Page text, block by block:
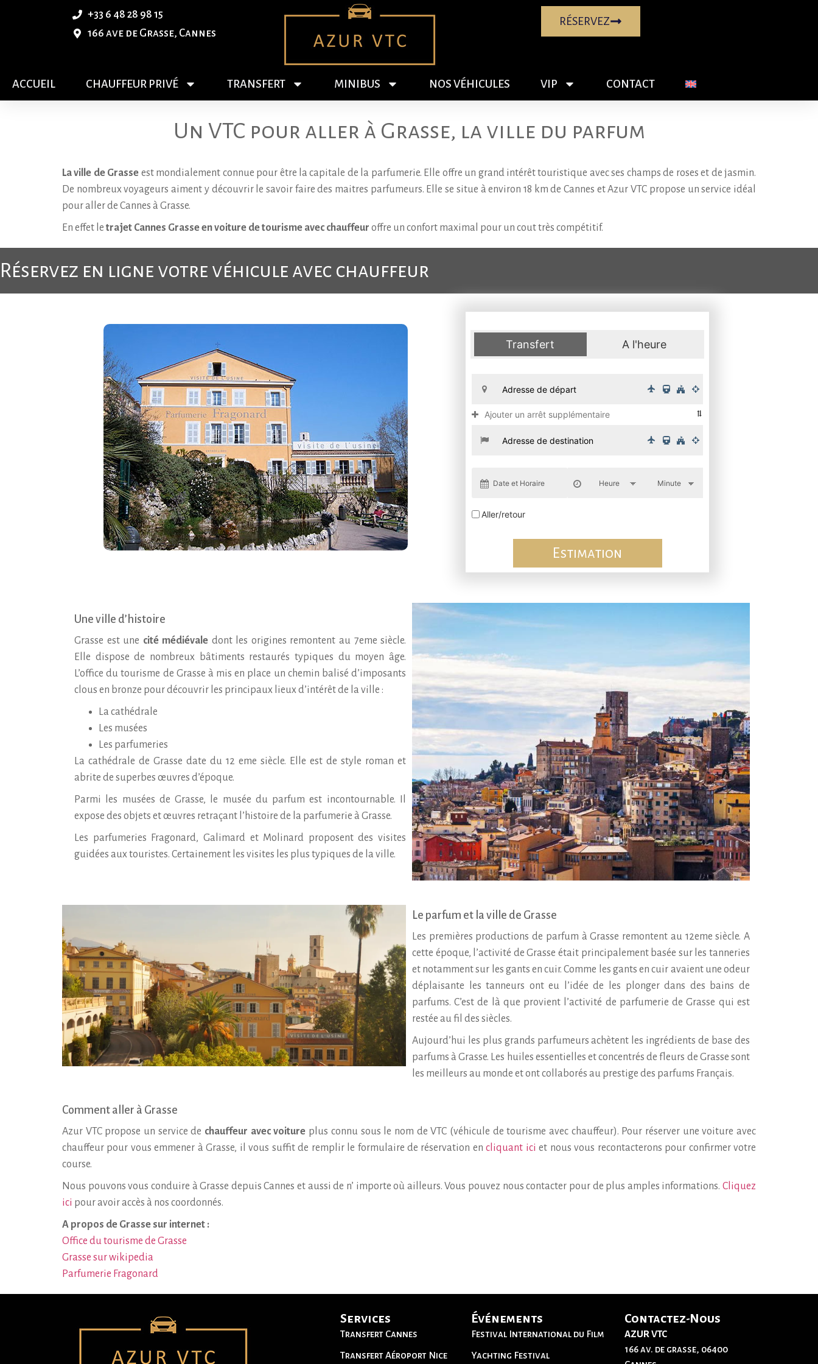
+33 6 48 28 98 15
166 ave de Grasse, Cannes
RÉSERVEZ
ACCUEIL CHAUFFEUR PRIVÉ TRANSFERT MINIBUS NOS VÉHICULES VIP CONTACT
Un VTC pour aller à Grasse, la ville du parfum
La ville de Grasse est mondialement connue pour être la capitale de la parfumerie. Elle offre un grand intérêt touristique avec ses champs de roses et de jasmin.
De nombreux voyageurs aiment y découvrir le savoir faire des maitres parfumeurs. Elle se situe à environ 18 km de Cannes et Azur VTC propose un service idéal
pour aller de Cannes à Grasse.
En effet le trajet Cannes Grasse en voiture de tourisme avec chauffeur offre un confort maximal pour un cout très compétitif.
Réservez en ligne votre véhicule avec chauffeur
Transfert A l'heure
Ajouter un arrêt supplémentaire
Aller/retour
Estimation
Une ville d’histoire
Grasse est une cité médiévale dont les origines remontent au 7eme siècle.
Elle dispose de nombreux bâtiments restaurés typiques du moyen âge.
L’office du tourisme de Grasse à mis en place un chemin balisé d’imposants
clous en bronze pour découvrir les principaux lieux d’intérêt de la ville :
La cathédrale
Les musées
Les parfumeries
La cathédrale de Grasse date du 12 eme siècle. Elle est de style roman et
abrite de superbes œuvres d’époque.
Parmi les musées de Grasse, le musée du parfum est incontournable. Il
expose des objets et œuvres retraçant l’histoire de la parfumerie à Grasse.
Les parfumeries Fragonard, Galimard et Molinard proposent des visites
guidées aux touristes. Certainement les visites les plus typiques de la ville.
Le parfum et la ville de Grasse
Les premières productions de parfum à Grasse remontent au 12eme siècle. A
cette époque, l’activité de Grasse était principalement basée sur les tanneries
et notamment sur les gants en cuir. Comme les gants en cuir avaient une odeur
déplaisante les tanneurs ont eu l’idée de les plonger dans des bains de
parfums. C’est de là que provient l’activité de parfumerie de Grasse qui est
restée au fil des siècles.
Aujourd’hui les plus grands parfumeurs achètent les ingrédients de base des
parfums à Grasse. Les huiles essentielles et concentrés de fleurs de Grasse sont
les meilleurs au monde et ont collaborés au prestige des parfums Français.
Comment aller à Grasse
Azur VTC propose un service de chauffeur avec voiture plus connu sous le nom de VTC (véhicule de tourisme avec chauffeur). Pour réserver une voiture avec
chauffeur pour vous emmener à Grasse, il vous suffit de remplir le formulaire de réservation encliquant ici et nous vous recontacterons pour confirmer votre
course.
Nous pouvons vous conduire à Grasse depuis Cannes et aussi de n’ importe où ailleurs. Vous pouvez nous contacter pour de plus amples informations. Cliquez
ici pour avoir accès à nos coordonnés.
A propos de Grasse sur internet :
Office du tourisme de Grasse
Grasse sur wikipedia
Parfumerie Fragonard
Services
Transfert Cannes
Transfert Aéroport Nice
Événements
Festival International du Film
Yachting Festival
Contactez-Nous
AZUR VTC
166 av. de grasse, 06400